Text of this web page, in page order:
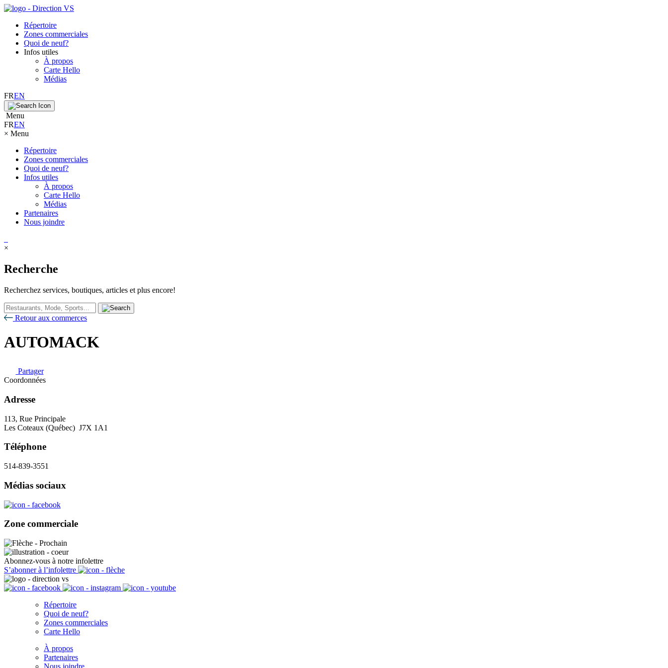
Répertoire
Zones commerciales
Quoi de neuf?
Infos utiles
À propos
Carte Hello
Médias
FREN
Menu
FREN
× Menu
Répertoire
Zones commerciales
Quoi de neuf?
Infos utiles
À propos
Carte Hello
Médias
Partenaires
Nous joindre
×
Recherche
Recherchez services, boutiques, articles et plus encore!
Retour aux commerces
AUTOMACK
Partager
Coordonnées
Adresse
113, Rue Principale
Les Coteaux (Québec) J7X 1A1
Téléphone
514-839-3551
Médias sociaux
Zone commerciale
Abonnez-vous à notre infolettre
S’abonner à l’infolettre
Répertoire
Quoi de neuf?
Zones commerciales
Carte Hello
À propos
Partenaires
Nous joindre